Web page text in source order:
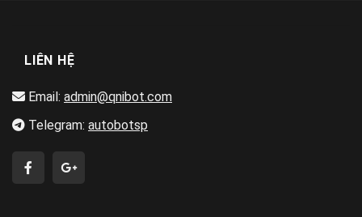
LIÊN HỆ
Email: admin@qnibot.com
Telegram: autobotsp